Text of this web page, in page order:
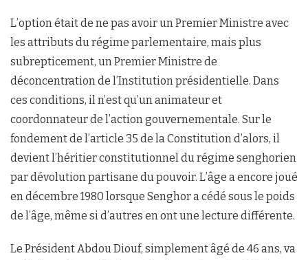
L’option était de ne pas avoir un Premier Ministre avec
les attributs du régime parlementaire, mais plus
subrepticement, un Premier Ministre de
déconcentration de l’Institution présidentielle. Dans
ces conditions, il n’est qu’un animateur et
coordonnateur de l’action gouvernementale. Sur le
fondement de l’article 35 de la Constitution d’alors, il
devient l’héritier constitutionnel du régime senghorien
par dévolution partisane du pouvoir. L’âge a encore joué
en décembre 1980 lorsque Senghor a cédé sous le poids
de l’âge, même si d’autres en ont une lecture différente.
Le Président Abdou Diouf, simplement âgé de 46 ans, va